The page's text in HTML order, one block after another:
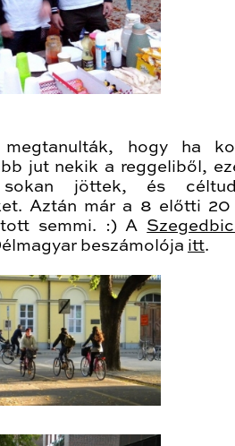
hogy ha
jut nekik a reggeliből,
jöttek, és
Aztán már a 8 előtti 20
semmi. :) A
beszámolója itt.